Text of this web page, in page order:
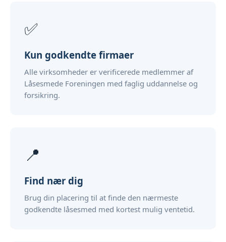
✅
Kun godkendte firmaer
Alle virksomheder er verificerede medlemmer af
Låsesmede Foreningen med faglig uddannelse og
forsikring.
📍
Find nær dig
Brug din placering til at finde den nærmeste
godkendte låsesmed med kortest mulig ventetid.